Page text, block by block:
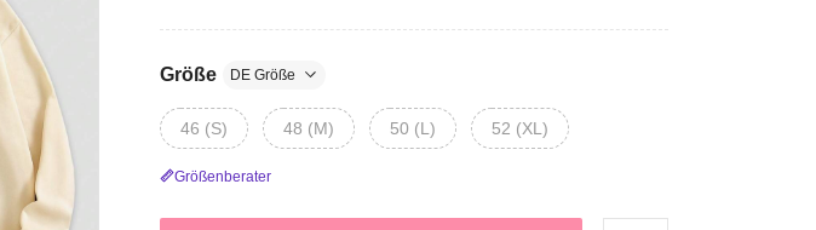
Größe DE Größe
46 (S) 48 (M) 50 (L) 52 (XL)
Größenberater